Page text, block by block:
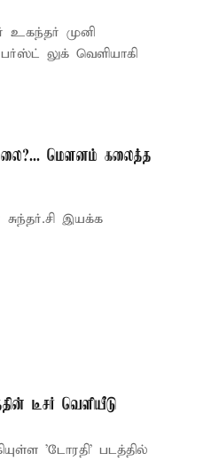
உகந்தர் முனி
லுக் வெளியாகி
மௌனம் கலைத்த
இயக்க
டீசர் வெளியீடு
'டோரதி' படத்தில்